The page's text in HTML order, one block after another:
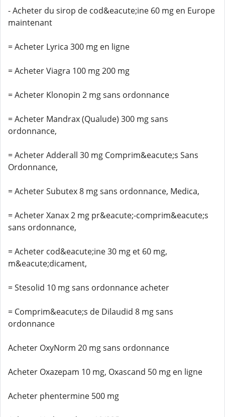
- Acheter du sirop de cod&eacute;ine 60 mg en Europe
maintenant
= Acheter Lyrica 300 mg en ligne
= Acheter Viagra 100 mg 200 mg
= Acheter Klonopin 2 mg sans ordonnance
= Acheter Mandrax (Qualude) 300 mg sans
ordonnance,
= Acheter Adderall 30 mg Comprim&eacute;s Sans
Ordonnance,
= Acheter Subutex 8 mg sans ordonnance, Medica,
= Acheter Xanax 2 mg pr&eacute;-comprim&eacute;s
sans ordonnance,
= Acheter cod&eacute;ine 30 mg et 60 mg,
m&eacute;dicament,
= Stesolid 10 mg sans ordonnance acheter
= Comprim&eacute;s de Dilaudid 8 mg sans
ordonnance
Acheter OxyNorm 20 mg sans ordonnance
Acheter Oxazepam 10 mg, Oxascand 50 mg en ligne
Acheter phentermine 500 mg